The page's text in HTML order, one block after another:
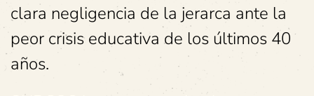
clara negligencia de la jerarca ante la
peor crisis educativa de los últimos 40
años.